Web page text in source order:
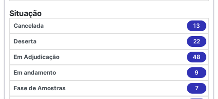
Situação
Cancelada 13
Deserta 22
Em Adjudicação 48
Em andamento 9
Fase de Amostras 7